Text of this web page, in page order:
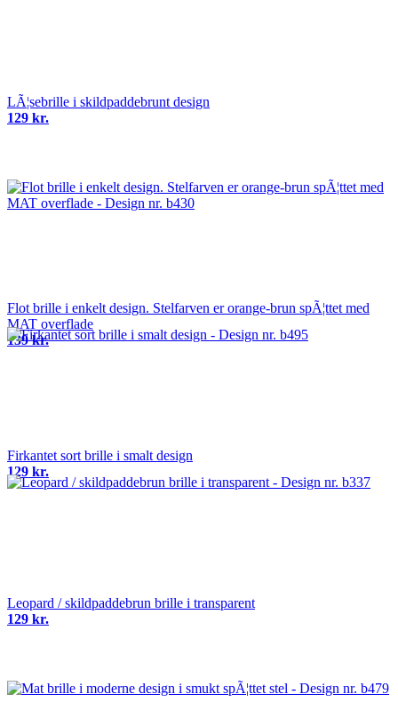
LÃ¦sebrille i skildpaddebrunt design
129 kr.
Flot brille i enkelt design. Stelfarven er orange-brun spÃ¦ttet med
MAT overflade
139 kr.
Firkantet sort brille i smalt design
129 kr.
Leopard / skildpaddebrun brille i transparent
129 kr.